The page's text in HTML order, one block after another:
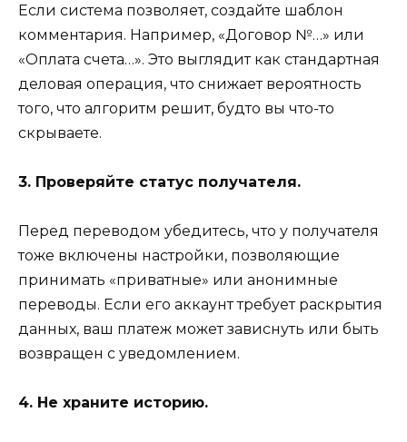
Если система позволяет, создайте шаблон
комментария. Например, «Договор №…» или
«Оплата счета…». Это выглядит как стандартная
деловая операция, что снижает вероятность
того, что алгоритм решит, будто вы что-то
скрываете.
3. Проверяйте статус получателя.
Перед переводом убедитесь, что у получателя
тоже включены настройки, позволяющие
принимать «приватные» или анонимные
переводы. Если его аккаунт требует раскрытия
данных, ваш платеж может зависнуть или быть
возвращен с уведомлением.
4. Не храните историю.